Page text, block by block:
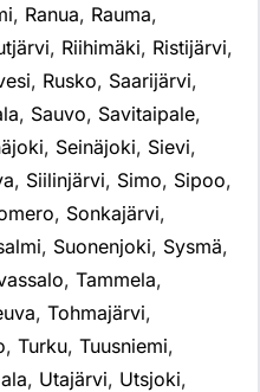
, Ranua, Rauma,
, Riihimäki, Ristijärvi,
, Rusko, Saarijärvi,
, Sauvo, Savitaipale,
, Seinäjoki, Sievi,
, Siilinjärvi, Simo, Sipoo,
, Sonkajärvi,
, Suonenjoki, Sysmä,
, Tammela,
, Tohmajärvi,
, Turku, Tuusniemi,
, Utajärvi, Utsjoki,